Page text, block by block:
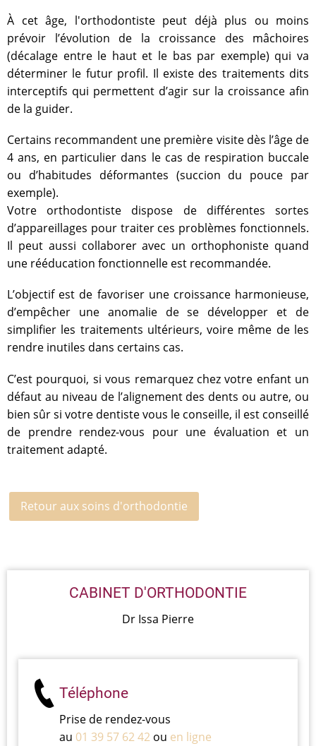
À cet âge, l'orthodontiste peut déjà plus ou moins
prévoir l’évolution de la croissance des mâchoires
(décalage entre le haut et le bas par exemple) qui va
déterminer le futur profil. Il existe des traitements dits
interceptifs qui permettent d’agir sur la croissance afin
de la guider.
Certains recommandent une première visite dès l’âge de
4 ans, en particulier dans le cas de respiration buccale
ou d’habitudes déformantes (succion du pouce par
exemple).
Votre orthodontiste dispose de différentes sortes
d’appareillages pour traiter ces problèmes fonctionnels.
Il peut aussi collaborer avec un orthophoniste quand
une rééducation fonctionnelle est recommandée.
L’objectif est de favoriser une croissance harmonieuse,
d’empêcher une anomalie de se développer et de
simplifier les traitements ultérieurs, voire même de les
rendre inutiles dans certains cas.
C’est pourquoi, si vous remarquez chez votre enfant un
défaut au niveau de l’alignement des dents ou autre, ou
bien sûr si votre dentiste vous le conseille, il est conseillé
de prendre rendez-vous pour une évaluation et un
traitement adapté.
Retour aux soins d'orthodontie
CABINET D'ORTHODONTIE
Dr Issa Pierre
Téléphone
Prise de rendez-vous
au 01 39 57 62 42 ou en ligne